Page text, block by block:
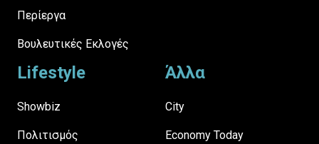
Περίεργα
Βουλευτικές Εκλογές
Lifestyle
Showbiz
Πολιτισμός
Άλλα
City
Economy Today